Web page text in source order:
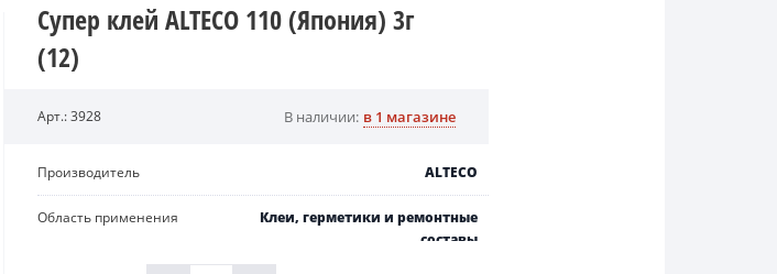
Супер клей ALTECO 110 (Япония) 3г
(12)
Арт.: 3928 В наличии: в 1 магазине
Производитель ALTECO
Область применения
Клеи, герметики и ремонтные
составы